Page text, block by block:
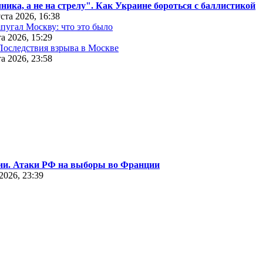
а не на стрелу". Как Украине бороться с баллистикой
2026, 16:38
Москву: что это было
2026, 15:29
взрыва в Москве
2026, 23:58
Атаки РФ на выборы во Франции
23:39